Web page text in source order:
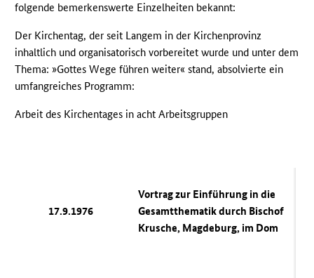
folgende bemerkenswerte Einzelheiten bekannt:
Der Kirchentag, der seit Langem in der Kirchenprovinz
inhaltlich und organisatorisch vorbereitet wurde und unter dem
Thema: »Gottes Wege führen weiter« stand, absolvierte ein
umfangreiches Programm:
Arbeit des Kirchentages in acht Arbeitsgruppen
17.9.1976
Vortrag zur Einführung in die
Gesamtthematik durch Bischof
Krusche, Magdeburg, im Dom